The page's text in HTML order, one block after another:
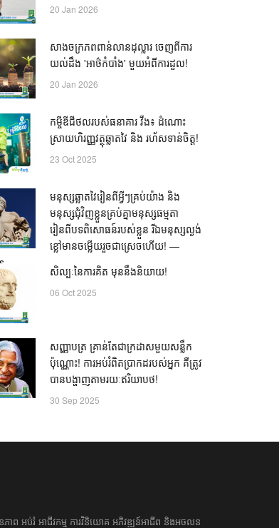
20 Jan 2026
សាងចក្រភពពាន់លានដុល្លារ ចេញពីការ
យល់ដឹង 'អាថ៌កំបាំង' មួយអំពីការដួល!
20 Jan 2026
កម្ចីឌីជីថលរបស់ធនាគារ វីង៖ ដំណោះ
ស្រាយហិរញ្ញវត្ថុឆ្លាតវៃ និង រហ័សទាន់ចិត្ត!
23 Oct 2025
មនុស្សឆ្លាតវៃរៀនពីអ្វីៗគ្រប់យ៉ាង និង
មនុស្សជុំវិញខ្លួនគ្រប់គ្នាមនុស្សធម្មតា
រៀនពីបទពិសោធន៍របស់ខ្លួន រីឯមនុស្សល្ងង់
ខ្លៅមានចម្លើយរួចជាស្រេចហើយ! —
សិល្បៈនៃការគិត មុននឹងនិយាយ!
06 Oct 2025
សញ្ញាបត្រ គ្រាន់តែជាក្រដាសមួយសន្លឹក
ប៉ុណ្ណោះ! ការអប់រំពិតប្រាកដរបស់អ្នក គឺត្រូវ
បានបង្ហាញតាមរយៈឥរិយាបថ!
30 Sep 2025
ាព អប់រំ ​​អាជីវកម្ម​ ​ការ​វិនិយោគ​ ​អភិវឌ្ឍន៍​អាជីព​ និង​អចលន